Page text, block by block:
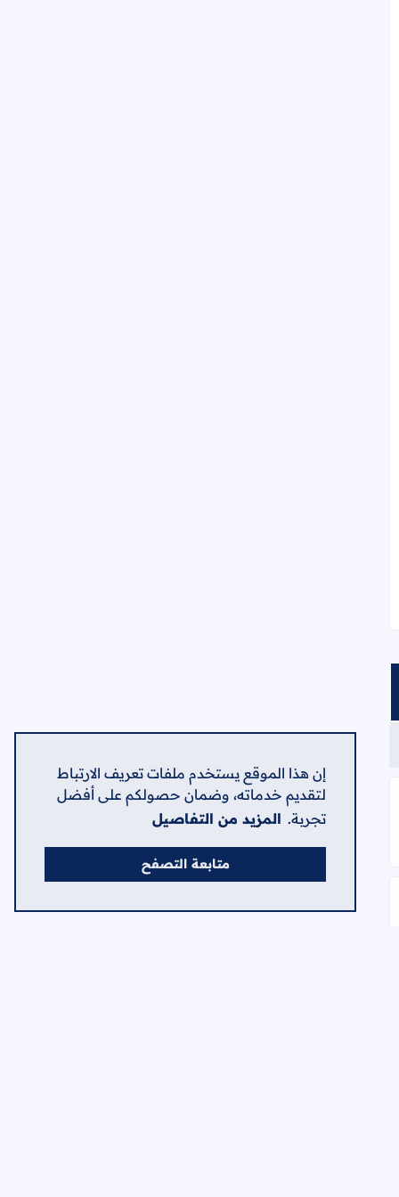
إن هذا الموقع يستخدم ملفات تعريف الارتباط
لتقديم خدماته، وضمان حصولكم على أفضل
تجربة. المزيد من التفاصيل
متابعة التصفح